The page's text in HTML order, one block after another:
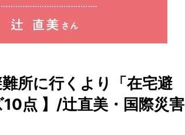
所に行くより「在宅避
点 】/辻直美・国際災害